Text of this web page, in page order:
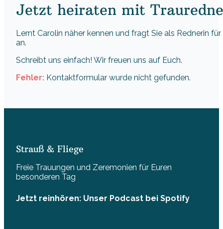
Jetzt heiraten mit
Lernt Carolin näher kennen und fragt Sie als Rednerin
an.
Schreibt uns einfach! Wir freuen uns auf Euch.
Fehler: Kontaktformular wurde nicht gefunden.
Strauß & Fliege
Freie Trauungen und Zeremonien für Euren
besonderen Tag
Jetzt reinhören: Unser Podcast bei Spotify